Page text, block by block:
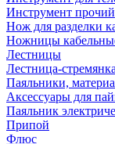
Инструмент прочий
Нож для разделки
Ножницы
Лестницы
Лестница-стремянка
Паяльники,
Аксессуары для
Паяльник
Припой
Флюс